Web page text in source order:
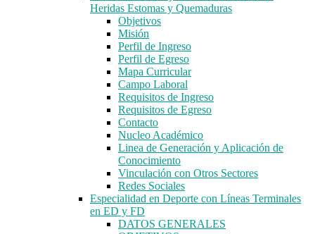
Heridas Estomas y Quemaduras
Objetivos
Misión
Perfil de Ingreso
Perfil de Egreso
Mapa Curricular
Campo Laboral
Requisitos de Ingreso
Requisitos de Egreso
Contacto
Nucleo Académico
Linea de Generación y Aplicación de
Conocimiento
Vinculación con Otros Sectores
Redes Sociales
Especialidad en Deporte con Líneas Terminales
en ED y FD
DATOS GENERALES